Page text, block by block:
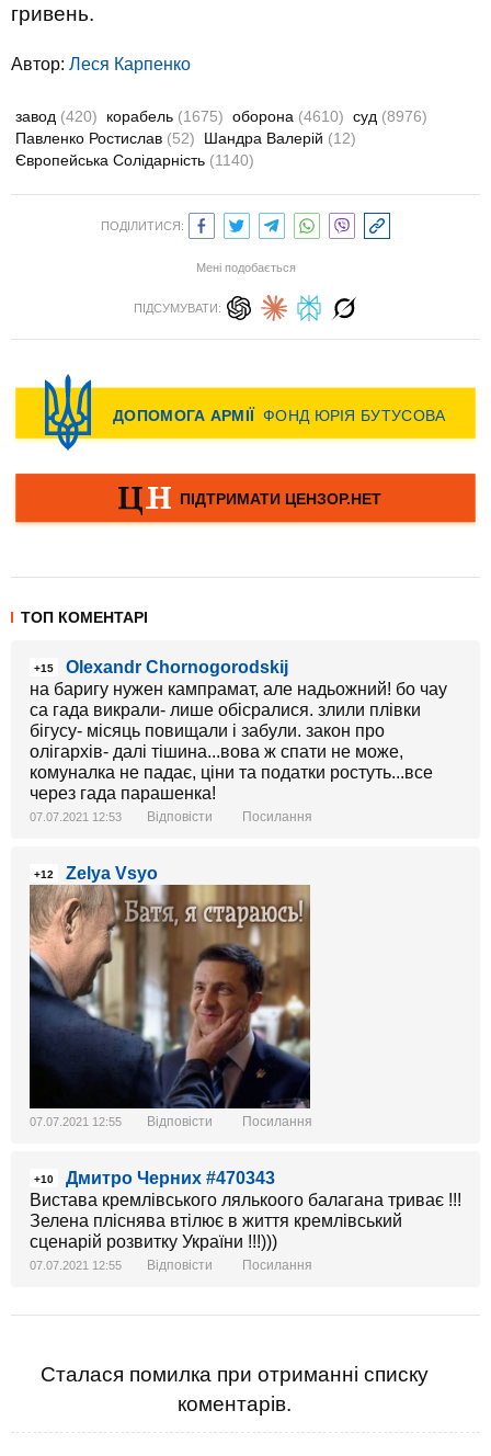
гривень.
Автор: Леся Карпенко
завод (420) корабель (1675) оборона (4610) суд (8976)
Павленко Ростислав (52) Шандра Валерій (12)
Європейська Солідарність (1140)
ПОДІЛИТИСЯ:
Мені подобається
ПІДСУМУВАТИ:
ТОП КОМЕНТАРІ
+15
Olexandr Chornogorodskij
на баригу нужен кампрамат, але надьожний! бо чау
са гада викрали- лише обісралися. злили плівки
бігусу- місяць повищали і забули. закон про
олігархів- далі тішина...вова ж спати не може,
комуналка не падає, ціни та податки ростуть...все
через гада парашенка!
07.07.2021 12:53 Відповісти Посилання
+12 Zelya Vsyo
07.07.2021 12:55 Відповісти Посилання
+10
Дмитро Черних #470343
Вистава кремлівського лялькоого балагана триває !!!
Зелена пліснява втілює в життя кремлівський
сценарій розвитку України !!!)))
07.07.2021 12:55 Відповісти Посилання
Сталася помилка при отриманні списку
коментарів.